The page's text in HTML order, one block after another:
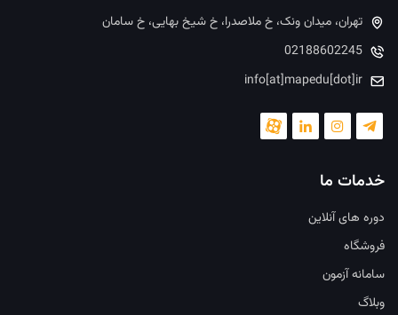
تهران، میدان ونک، خ ملاصدرا، خ شیخ بهایی، خ سامان
02188602245
info[at]mapedu[dot]ir
خدمات ما
دوره های آنلاین
فروشگاه
سامانه آزمون
وبلاگ